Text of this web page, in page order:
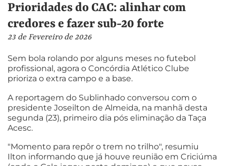
Prioridades do CAC: alinhar com
credores e fazer sub-20 forte
23 de Fevereiro de 2026
Sem bola rolando por alguns meses no futebol
profissional, agora o Concórdia Atlético Clube
prioriza o extra campo e a base.
A reportagem do Sublinhado conversou com o
presidente Joseilton de Almeida, na manhã desta
segunda (23), primeiro dia pós eliminação da Taça
Acesc.
"Momento para repôr o trem no trilho", resumiu
Ilton informando que já houve reunião em Criciúma